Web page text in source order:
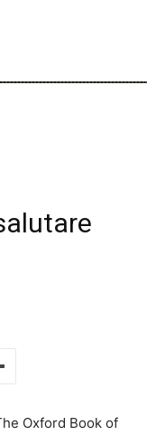
Oxford Book of